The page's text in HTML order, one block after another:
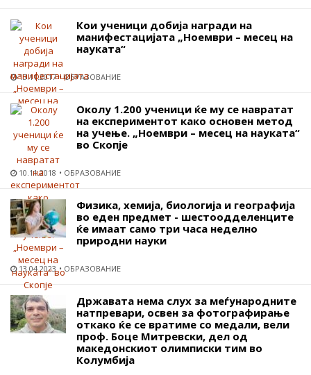
Кои ученици добија награди на
манифестацијата „Ноември – месец на
науката“
13.11.2017 ОБРАЗОВАНИЕ
Околу 1.200 ученици ќе му се навратат
на експериментот како основен мeтод
на учење. „Ноември – месец на науката“
во Скопје
10.11.2018 ОБРАЗОВАНИЕ
Физика, хемија, биологија и географија
во еден предмет - шестоодделенците
ќе имаат само три часа неделно
природни науки
13.04.2023 ОБРАЗОВАНИЕ
Државата нема слух за меѓународните
натпревари, освен за фотографирање
откако ќе се вратиме со медали, вели
проф. Боце Митревски, дел од
македонскиот олимписки тим во
Колумбија